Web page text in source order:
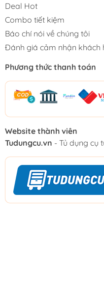
Deal Hot
Combo tiết kiệm
Báo chí nói về chúng tôi
Đánh giá cảm nhận khách
Phương thức thanh toán
Website thành viên
Tudungcu.vn - Tủ dụng cụ